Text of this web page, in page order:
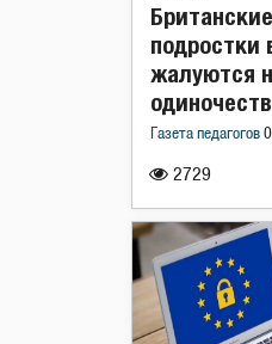
2729
Британские
подростки
жалуются
Газета педагогов